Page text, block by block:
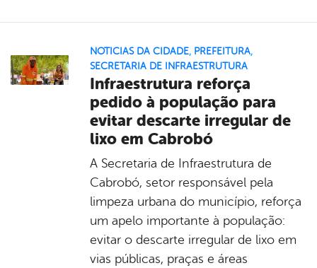
NOTICIAS DA CIDADE, PREFEITURA,
SECRETARIA DE INFRAESTRUTURA
Infraestrutura reforça
pedido à população para
evitar descarte irregular de
lixo em Cabrobó
A Secretaria de Infraestrutura de
Cabrobó, setor responsável pela
limpeza urbana do município, reforça
um apelo importante à população:
evitar o descarte irregular de lixo em
vias públicas, praças e áreas